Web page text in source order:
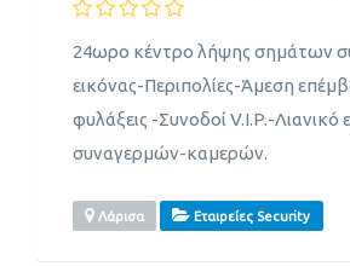
24ωρο κέντρο λήψης σημάτων
εικόνας-Περιπολίες-Άμεση
φυλάξεις -Συνοδοί V.I.P.-Λιανικό
συναγερμών-καμερών.
Λάρισα Εταιρείες Security